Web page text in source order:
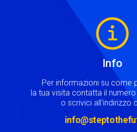
Info
Per informazioni su come
la tua visita contatta il numero
o scrivici all'indirizzo